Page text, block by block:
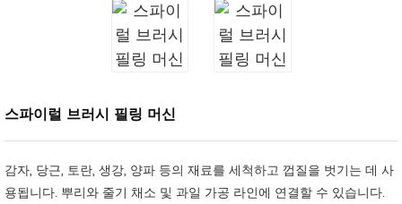
스파이럴 브러시 필링 머신
감자, 당근, 토란, 생강, 양파 등의 재료를 세척하고 껍질을 벗기는 데 사
용됩니다. 뿌리와 줄기 채소 및 과일 가공 라인에 연결할 수 있습니다.